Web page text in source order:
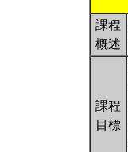
課程
概述
課程
目標